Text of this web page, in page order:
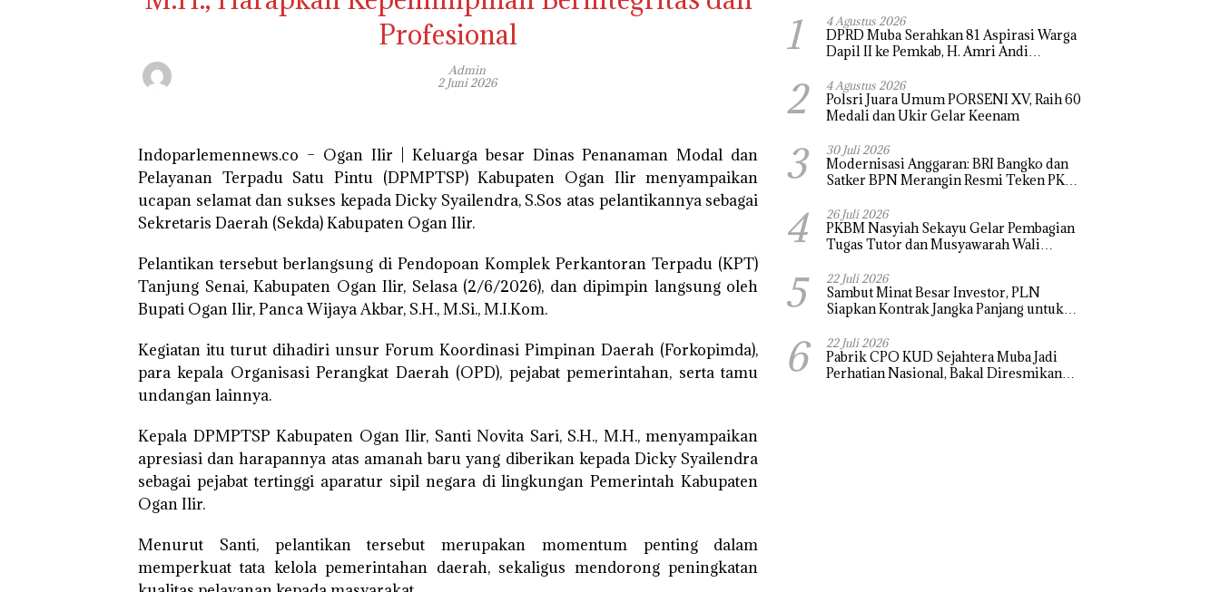
Profesional
Admin
2 Juni 2026
Indoparlemennews.co – Ogan Ilir | Keluarga besar Dinas Penanaman Modal dan
Pelayanan Terpadu Satu Pintu (DPMPTSP) Kabupaten Ogan Ilir menyampaikan
ucapan selamat dan sukses kepada Dicky Syailendra, S.Sos atas pelantikannya sebagai
Sekretaris Daerah (Sekda) Kabupaten Ogan Ilir.
Pelantikan tersebut berlangsung di Pendopoan Komplek Perkantoran Terpadu (KPT)
Tanjung Senai, Kabupaten Ogan Ilir, Selasa (2/6/2026), dan dipimpin langsung oleh
Bupati Ogan Ilir, Panca Wijaya Akbar, S.H., M.Si., M.I.Kom.
Kegiatan itu turut dihadiri unsur Forum Koordinasi Pimpinan Daerah (Forkopimda),
para kepala Organisasi Perangkat Daerah (OPD), pejabat pemerintahan, serta tamu
undangan lainnya.
Kepala DPMPTSP Kabupaten Ogan Ilir, Santi Novita Sari, S.H., M.H., menyampaikan
apresiasi dan harapannya atas amanah baru yang diberikan kepada Dicky Syailendra
sebagai pejabat tertinggi aparatur sipil negara di lingkungan Pemerintah Kabupaten
Ogan Ilir.
Menurut Santi, pelantikan tersebut merupakan momentum penting dalam
memperkuat tata kelola pemerintahan daerah, sekaligus mendorong peningkatan
1 4 Agustus 2026
DPRD Muba Serahkan 81 Aspirasi Warga
Dapil II ke Pemkab, H. Amri Andi
2 4 Agustus 2026
Polsri Juara Umum PORSENI XV, Raih 60
Medali dan Ukir Gelar Keenam
3 30 Juli 2026
Modernisasi Anggaran: BRI Bangko dan
Satker BPN Merangin Resmi Teken PKS
4 26 Juli 2026
PKBM Nasyiah Sekayu Gelar Pembagian
Tugas Tutor dan Musyawarah Wali
5 22 Juli 2026
Sambut Minat Besar Investor, PLN
Siapkan Kontrak Jangka Panjang untuk
6 22 Juli 2026
Pabrik CPO KUD Sejahtera Muba Jadi
Perhatian Nasional, Bakal Diresmikan